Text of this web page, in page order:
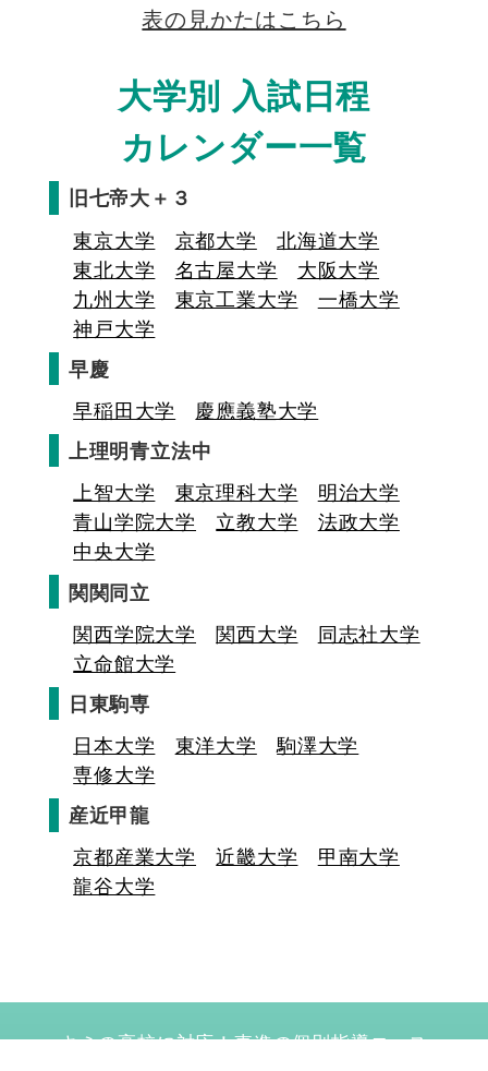
表の見かたはこちら
大学別 入試日程
カレンダー一覧
旧七帝大＋３
東京大学
京都大学
北海道大学
東北大学
名古屋大学
大阪大学
九州大学
東京工業大学
一橋大学
神戸大学
早慶
早稲田大学
慶應義塾大学
上理明青立法中
上智大学
東京理科大学
明治大学
青山学院大学
立教大学
法政大学
中央大学
関関同立
関西学院大学
関西大学
同志社大学
立命館大学
日東駒専
日本大学
東洋大学
駒澤大学
専修大学
産近甲龍
京都産業大学
近畿大学
甲南大学
龍谷大学
キミの高校に対応！東進の個別指導コース